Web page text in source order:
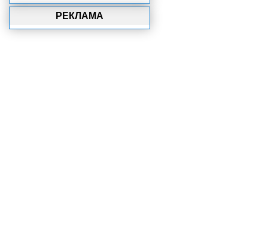
РЕКЛАМА